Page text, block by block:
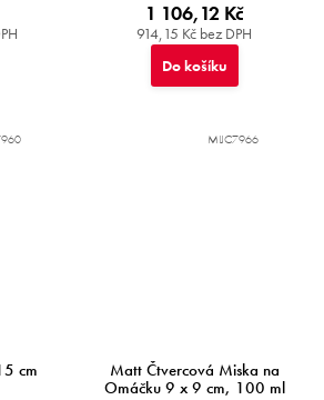
914,15 Kč bez DPH
1 106,12 Kč
Do košíku
cm
Matt Čtvercová Miska na
Omáčku 9 x 9 cm, 100 ml
MIJC7966